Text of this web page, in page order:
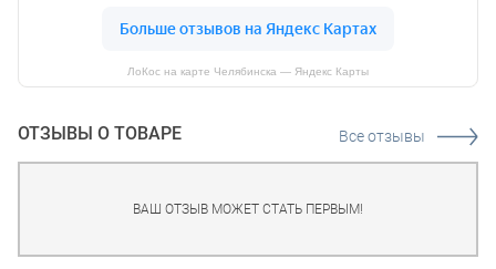
ЛоКос на карте Челябинска — Яндекс Карты
ОТЗЫВЫ О ТОВАРЕ Все отзывы
ВАШ ОТЗЫВ МОЖЕТ СТАТЬ ПЕРВЫМ!